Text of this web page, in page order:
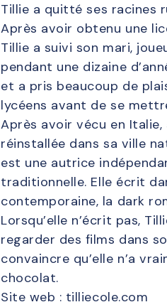
Tillie a quitté ses racines
Après avoir obtenu une
Tillie a suivi son mari,
pendant une dizaine
et a pris beaucoup de
lycéens avant de se
Après avoir vécu en Italie,
réinstallée dans sa ville
est une autrice
traditionnelle. Elle écrit
contemporaine, la dark
Lorsqu’elle n’écrit pas,
regarder des films dans
convaincre qu’elle n’a
chocolat.
Site web : tilliecole.com